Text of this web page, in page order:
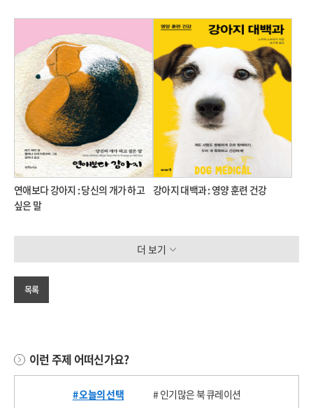
연애보다 강아지 : 당신의 개가 하고
싶은 말
강아지 대백과 : 영양 훈련 건강
더 보기
목록
이런 주제 어떠신가요?
# 오늘의 선택
# 인기많은 북 큐레이션